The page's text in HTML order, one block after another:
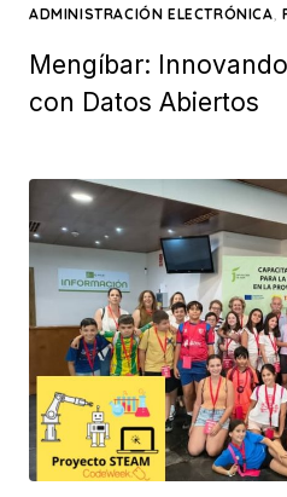
on
ADMINISTRACIÓN ELECTRÓNICA,
Mengíbar:
con Datos Abiertos